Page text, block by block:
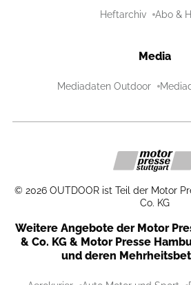
Heftarchiv Abo &
Media
Mediadaten Outdoor
© 2026 OUTDOOR ist Teil der Motor
Co. KG
Weitere Angebote der Motor
& Co. KG & Motor Presse
und deren